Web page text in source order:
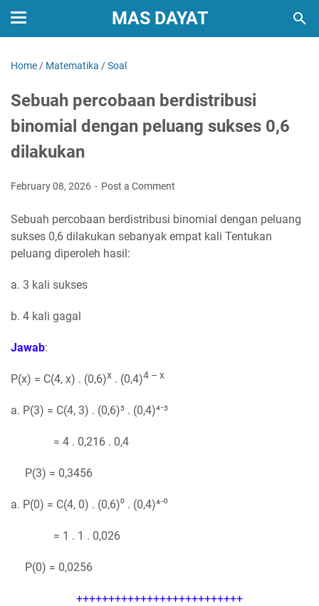
MAS DAYAT
Home / Matematika /Soal
Sebuah percobaan berdistribusi
binomial dengan peluang sukses 0,6
dilakukan
February 08, 2026 Post a Comment
Sebuah percobaan berdistribusi binomial dengan peluang
sukses 0,6 dilakukan sebanyak empat kali Tentukan
peluang diperoleh hasil:
a. 3 kali sukses
b. 4 kali gagal
Jawab:
P(x) = C(4, x) . (0,6)x . (0,4)4 – x
a. P(3) = C(4, 3) . (0,6)³ . (0,4)⁴⁻³
= 4 . 0,216 . 0,4
P(3) = 0,3456
a. P(0) = C(4, 0) . (0,6)⁰ . (0,4)⁴⁻⁰
= 1 . 1 . 0,026
P(0) = 0,0256
++++++++++++++++++++++++++